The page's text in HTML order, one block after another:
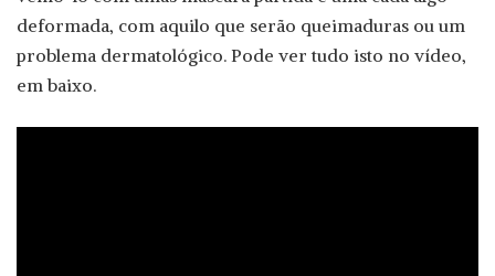
deformada, com aquilo que serão queimaduras ou um
problema dermatológico. Pode ver tudo isto no vídeo,
em baixo.